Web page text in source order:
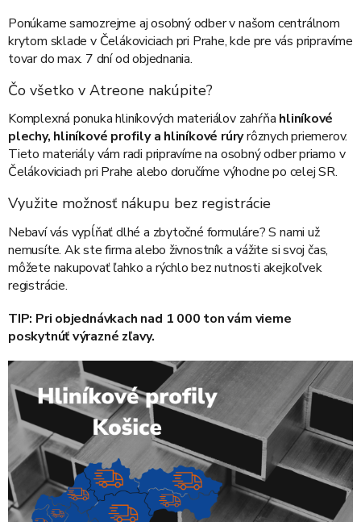
Ponúkame samozrejme aj osobný odber v našom centrálnom
krytom sklade v Čelákoviciach pri Prahe, kde pre vás pripravíme
tovar do max. 7 dní od objednania.
Čo všetko v Atreone nakúpite?
Komplexná ponuka hliníkových materiálov zahŕňa hliníkové
plechy, hliníkové profily a hliníkové rúryrôznych priemerov.
Tieto materiály vám radi pripravíme na osobný odber priamo v
Čelákoviciach pri Prahe alebo doručíme výhodne po celej SR.
Využite možnosť nákupu bez registrácie
Nebaví vás vypĺňať dlhé a zbytočné formuláre? S nami už
nemusíte. Ak ste firma alebo živnostník a vážite si svoj čas,
môžete nakupovať ľahko a rýchlo bez nutnosti akejkoľvek
registrácie.
TIP: Pri objednávkach nad 1 000 ton vám vieme
poskytnúť výrazné zľavy.